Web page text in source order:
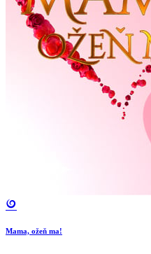
Mama, ožeň ma!